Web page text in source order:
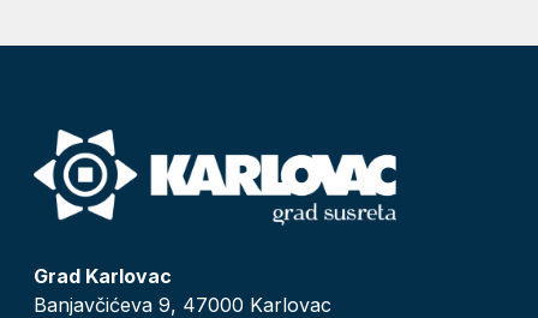
Grad Karlovac
Banjavčićeva 9, 47000 Karlovac